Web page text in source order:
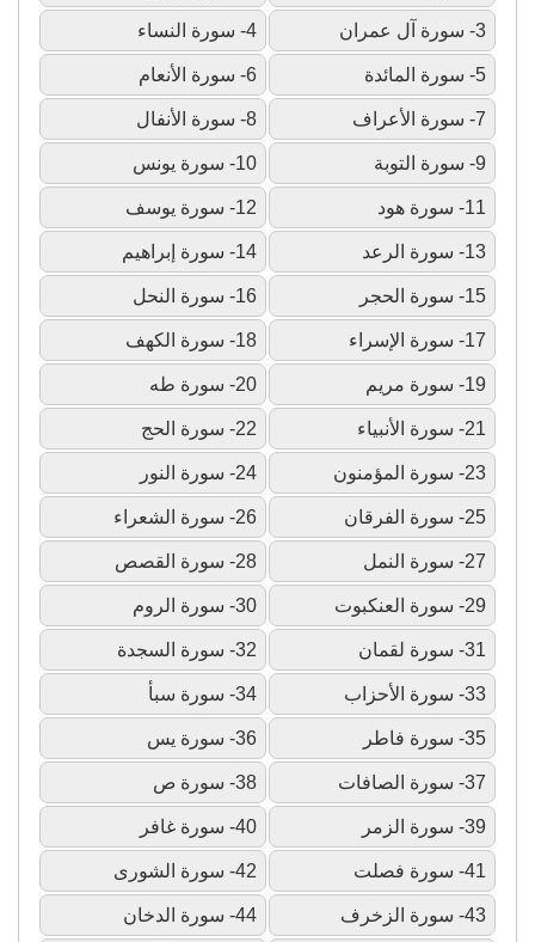
3- سورة آل عمران 4- سورة النساء
5- سورة المائدة 6- سورة الأنعام
7- سورة الأعراف 8- سورة الأنفال
9- سورة التوبة 10- سورة يونس
11- سورة هود 12- سورة يوسف
13- سورة الرعد 14- سورة إبراهيم
15- سورة الحجر 16- سورة النحل
17- سورة الإسراء 18- سورة الكهف
19- سورة مريم 20- سورة طه
21- سورة الأنبياء 22- سورة الحج
23- سورة المؤمنون 24- سورة النور
25- سورة الفرقان 26- سورة الشعراء
27- سورة النمل 28- سورة القصص
29- سورة العنكبوت 30- سورة الروم
31- سورة لقمان 32- سورة السجدة
33- سورة الأحزاب 34- سورة سبأ
35- سورة فاطر 36- سورة يس
37- سورة الصافات 38- سورة ص
39- سورة الزمر 40- سورة غافر
41- سورة فصلت 42- سورة الشورى
43- سورة الزخرف 44- سورة الدخان